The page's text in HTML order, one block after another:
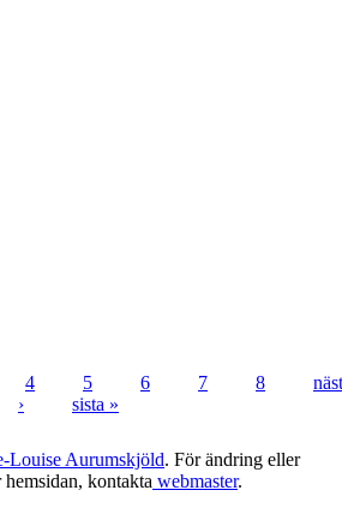
4 5 6 7 8
›
sista »
Louise Aurumskjöld. För ändring eller
kontakta webmaster.